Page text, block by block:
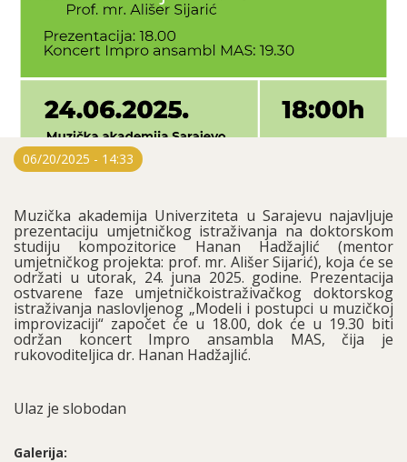
06/20/2025 - 14:33
Muzička akademija Univerziteta u Sarajevu najavljuje
prezentaciju umjetničkog istraživanja na doktorskom
studiju kompozitorice Hanan Hadžajlić (mentor
umjetničkog projekta: prof. mr. Ališer Sijarić), koja će se
održati u utorak, 24. juna 2025. godine. Prezentacija
ostvarene faze umjetničkoistraživačkog doktorskog
istraživanja naslovljenog „Modeli i postupci u muzičkoj
improvizaciji“ započet će u 18.00, dok će u 19.30 biti
održan koncert Impro ansambla MAS, čija je
rukovoditeljica dr. Hanan Hadžajlić.
Ulaz je slobodan
Galerija: